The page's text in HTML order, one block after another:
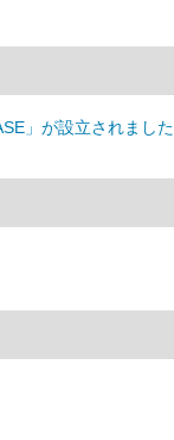
」が設立されました